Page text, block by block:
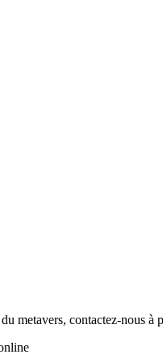
metavers, contactez-nous à